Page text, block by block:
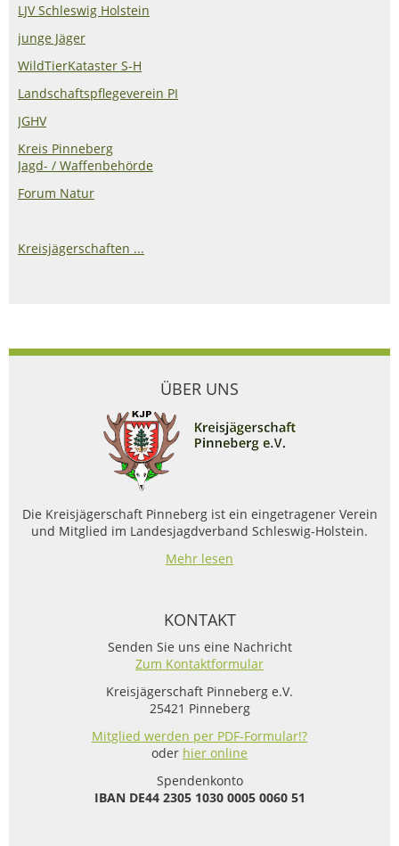
LJV Schleswig Holstein
junge Jäger
WildTierKataster S-H
Landschaftspflegeverein PI
JGHV
Kreis Pinneberg
Jagd- / Waffenbehörde
Forum Natur
Kreisjägerschaften ...
ÜBER UNS
Die Kreisjägerschaft Pinneberg ist ein eingetragener Verein
und Mitglied im Landesjagdverband Schleswig-Holstein.
Mehr lesen
KONTAKT
Senden Sie uns eine Nachricht
Zum Kontaktformular
Kreisjägerschaft Pinneberg e.V.
25421 Pinneberg
Mitglied werden per PDF-Formular!?
oder hier online
Spendenkonto
IBAN DE44 2305 1030 0005 0060 51